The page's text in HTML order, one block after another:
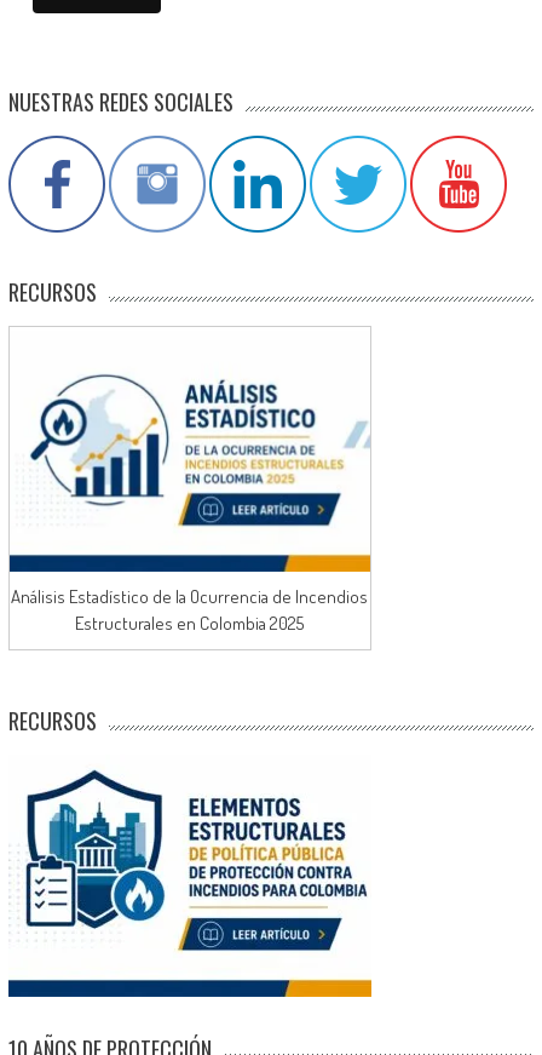
NUESTRAS REDES SOCIALES
RECURSOS
Análisis Estadístico de la Ocurrencia de Incendios
Estructurales en Colombia 2025
RECURSOS
10 AÑOS DE PROTECCIÓN